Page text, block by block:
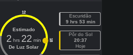
12
18
Estimado
2 hrs 22 min
De Luz Solar
Escuridão
9 hrs 53 min
Pôr do Sol
20:37
Hoje